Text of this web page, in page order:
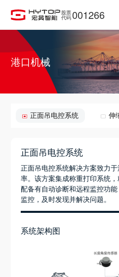
股票
代码 001266
港口机械
正面吊电控系统 伸
正面吊电控系统
正面吊电控系统解决方案致力
率。该方案集成称重打印系统
配备有自动诊断和远程监控功
监控，及时发现并解决问题。
系统架构图